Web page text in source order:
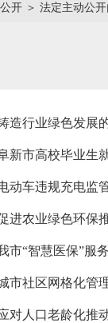
开 ＞ 法定主动公
造行业绿色发展
新市高校毕业生
动车违规充电监
进农业绿色环保
市“智慧医保”服
市社区网格化管
对人口老龄化推